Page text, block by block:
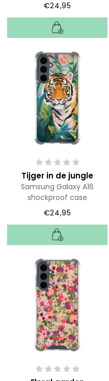
€24,95
Tijger in de jungle
Samsung Galaxy A16
shockproof case
€24,95